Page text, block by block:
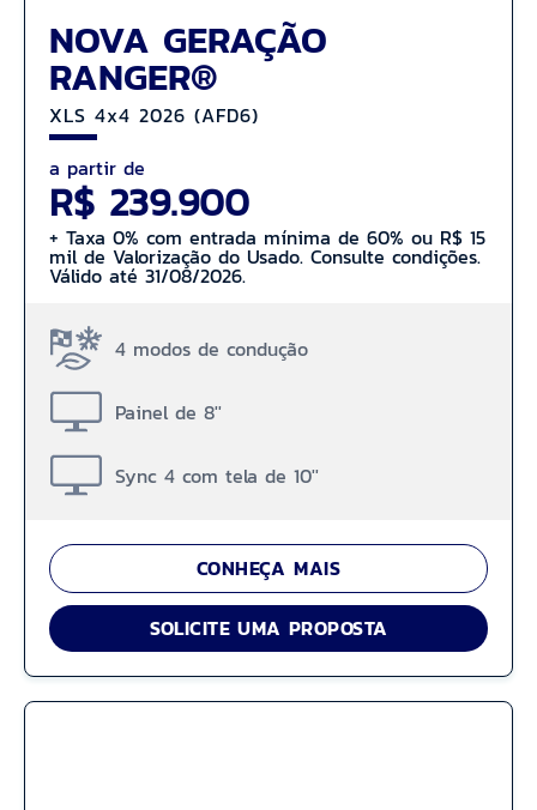
NOVA GERAÇÃO
RANGER®
XLS 4x4 2026 (AFD6)
a partir de
R$ 239.900
+ Taxa 0% com entrada mínima de 60% ou R$ 15
mil de Valorização do Usado. Consulte condições.
Válido até 31/08/2026.
4 modos de condução
Painel de 8''
Sync 4 com tela de 10''
CONHEÇA MAIS
SOLICITE UMA PROPOSTA